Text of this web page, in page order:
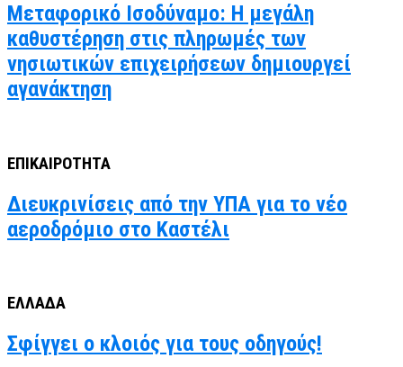
Μεταφορικό Ισοδύναμο: Η μεγάλη
καθυστέρηση στις πληρωμές των
νησιωτικών επιχειρήσεων δημιουργεί
αγανάκτηση
ΕΠΙΚΑΙΡΟΤΗΤΑ
Διευκρινίσεις από την ΥΠΑ για το νέο
αεροδρόμιο στο Καστέλι
ΕΛΛΑΔΑ
Σφίγγει ο κλοιός για τους οδηγούς!